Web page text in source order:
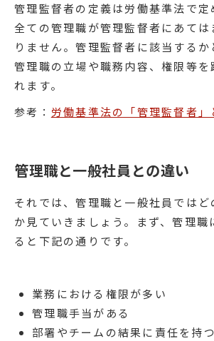
管理監督者の定義は労働基準法で定
全ての管理職が管理監督者にあては
りません。管理監督者に該当するか
管理職の立場や職務内容、権限等を
れます。
参考： 労働基準法の「管理監督者」
管理職と一般社員との違い
それでは、管理職と一般社員ではど
か見ていきましょう。まず、管理職
ると下記の通りです。
業務における権限が多い
管理職手当がある
部署やチームの結果に責任を持つ